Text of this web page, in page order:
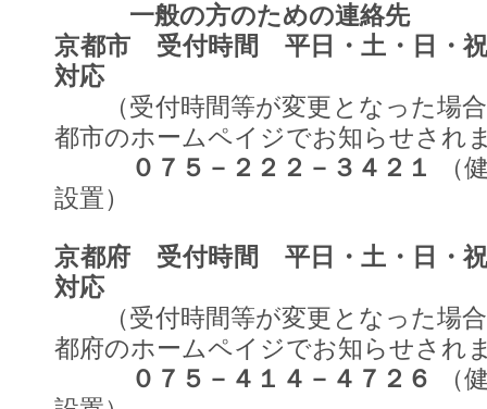
一般の方のための連絡先
京都市 受付時間 平日・土・日・
対応
（受付時間等が変更となった場合
都市のホームペイジでお知らせされ
０７５－２２２－３４２１
（
設置）
京都府 受付時間 平日・土・日・
対応
（受付時間等が変更となった場合
都府のホームペイジでお知らせされ
０７５－４１４－４７２６
（